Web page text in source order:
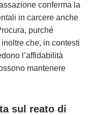
conferma la
in carcere anche
purché
che, in contesti
l’affidabilità
mantenere
sul reato di